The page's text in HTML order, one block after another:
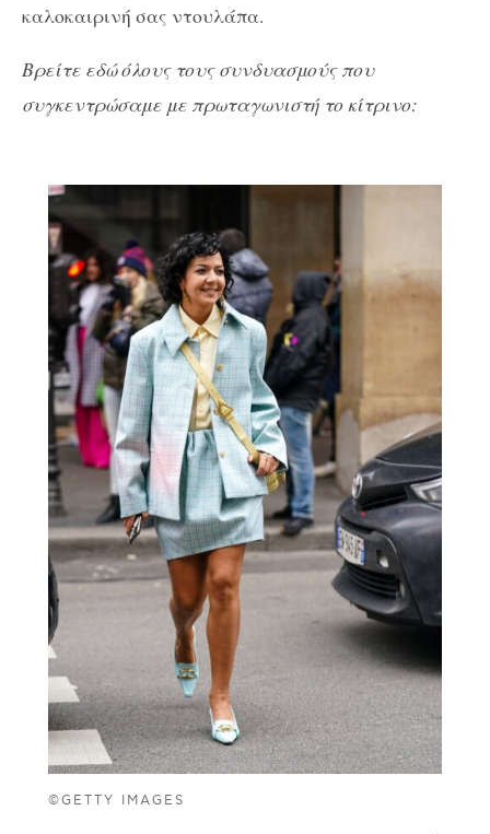
καλοκαιρινή σας ντουλάπα.
Βρείτε εδώ όλους τους συνδυασμούς που
συγκεντρώσαμε με πρωταγωνιστή το κίτρινο:
©GETTY IMAGES